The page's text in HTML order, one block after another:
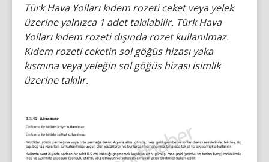
Türk Hava Yolları kıdem rozeti ceket veya yelek
üzerine yalnızca 1 adet takılabilir. Türk Hava
Yolları kıdem rozeti dışında rozet kullanılmaz.
Kıdem rozeti ceketin sol göğüs hizası yaka
kısmına veya yeleğin sol göğüs hizası isimlik
üzerine takılır.